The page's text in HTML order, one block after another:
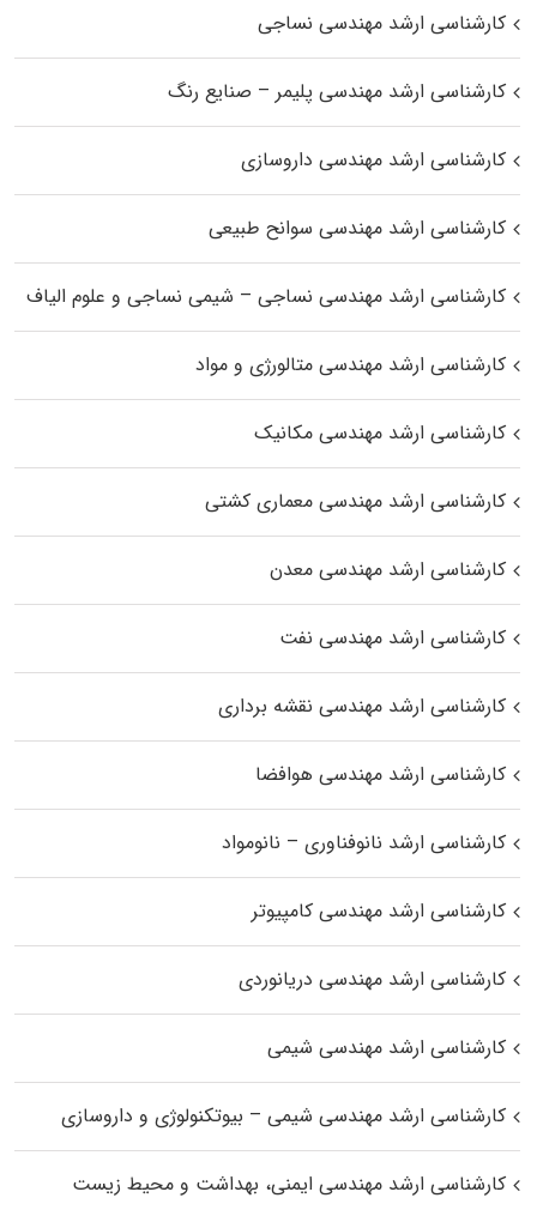
کارشناسی ارشد مهندسی نساجی
کارشناسی ارشد مهندسی پلیمر – صنایع رنگ
کارشناسی ارشد مهندسی داروسازی
کارشناسی ارشد مهندسی سوانح طبیعی
کارشناسی ارشد مهندسی نساجی – شیمی نساجی و علوم الیاف
کارشناسی ارشد مهندسی متالورژی و مواد
کارشناسی ارشد مهندسی مکانیک
کارشناسی ارشد مهندسی معماری کشتی
کارشناسی ارشد مهندسی معدن
کارشناسی ارشد مهندسی نفت
کارشناسی ارشد مهندسی نقشه برداری
کارشناسی ارشد مهندسی هوافضا
کارشناسی ارشد نانوفناوری – نانومواد
کارشناسی ارشد مهندسی کامپیوتر
کارشناسی ارشد مهندسی دریانوردی
کارشناسی ارشد مهندسی شیمی
کارشناسی ارشد مهندسی شیمی – بیوتکنولوژی و داروسازی
کارشناسی ارشد مهندسی ایمنی، بهداشت و محیط زیست